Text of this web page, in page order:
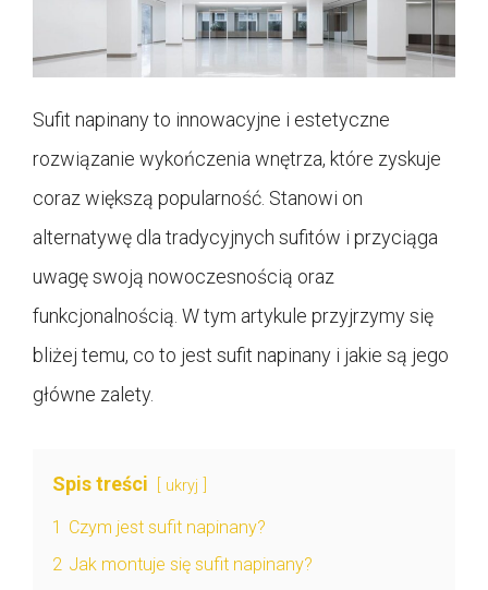
Sufit napinany to innowacyjne i estetyczne
rozwiązanie wykończenia wnętrza, które zyskuje
coraz większą popularność. Stanowi on
alternatywę dla tradycyjnych sufitów i przyciąga
uwagę swoją nowoczesnością oraz
funkcjonalnością. W tym artykule przyjrzymy się
bliżej temu, co to jest sufit napinany i jakie są jego
główne zalety.
Spis treści ukryj
1 Czym jest sufit napinany?
2 Jak montuje się sufit napinany?